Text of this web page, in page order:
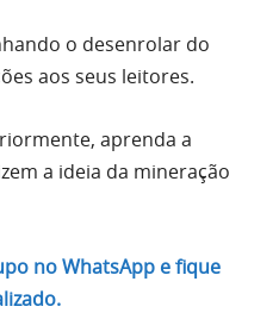
o desenrolar do
aos seus leitores.
aprenda a
a ideia da mineração
no WhatsApp e fique